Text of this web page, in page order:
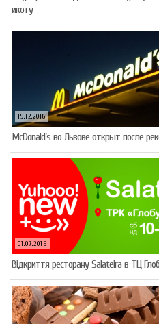
икоту
19.12.2016
McDonald’s во Львове открыт после
01.07.2015
Відкриття ресторану Salateirа в ТЦ